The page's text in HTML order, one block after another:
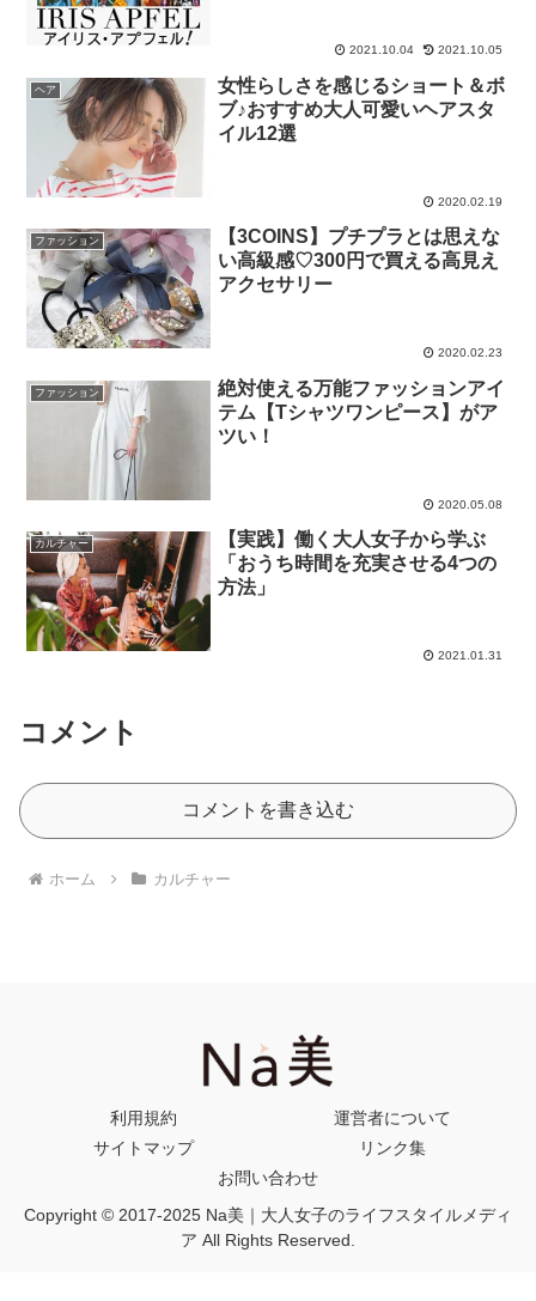
2021.10.04 2021.10.05
ヘア
女性らしさを感じるショート＆ボ
ブ♪おすすめ大人可愛いヘアスタ
イル12選
2020.02.19
ファッション
【3COINS】プチプラとは思えな
い高級感♡300円で買える高見え
アクセサリー
2020.02.23
ファッション
絶対使える万能ファッションアイ
テム【Tシャツワンピース】がア
ツい！
2020.05.08
カルチャー
【実践】働く大人女子から学ぶ
「おうち時間を充実させる4つの
方法」
2021.01.31
コメント
コメントを書き込む
ホーム カルチャー
利用規約
運営者について
サイトマップ
リンク集
お問い合わせ
Copyright © 2017-2025 Na美｜大人女子のライフスタイルメディ
ア All Rights Reserved.